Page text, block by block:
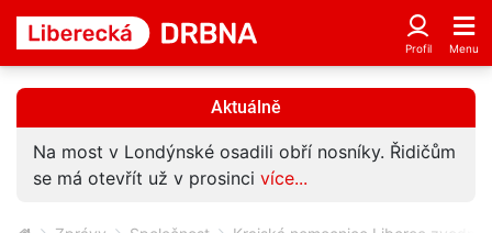
Aktuálně
Na most v Londýnské osadili obří nosníky. Řidičům
se má otevřít už v prosinci více...